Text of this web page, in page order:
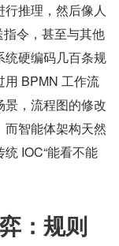
推理，然后像人
令，甚至与其他
统硬编码几百条规
用 BPMN 工作流
，流程图的修改
智能体架构天然
IOC“能看不能
：规则